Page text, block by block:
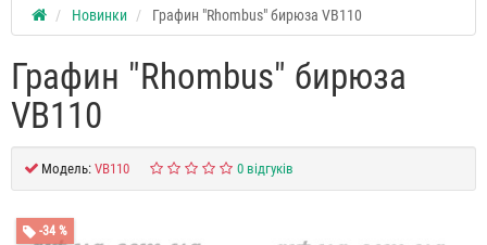
Новинки Графин "Rhombus" бирюза VB110
Графин "Rhombus" бирюза
VB110
Модель: VB110 0 відгуків
-34 %